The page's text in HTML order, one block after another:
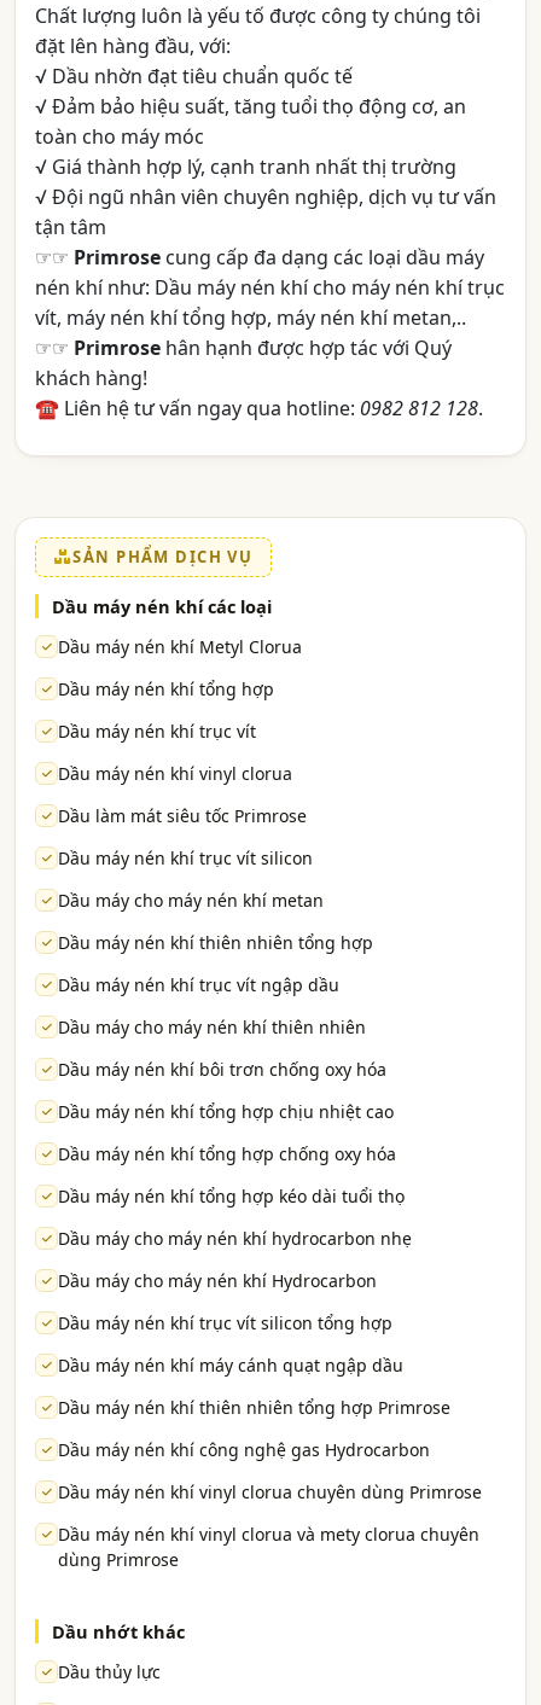
Chất lượng luôn là yếu tố được công ty chúng tôi
đặt lên hàng đầu, với:
√ Dầu nhờn đạt tiêu chuẩn quốc tế
√ Đảm bảo hiệu suất, tăng tuổi thọ động cơ, an
toàn cho máy móc
√ Giá thành hợp lý, cạnh tranh nhất thị trường
√ Đội ngũ nhân viên chuyên nghiệp, dịch vụ tư vấn
tận tâm
☞☞ Primrose cung cấp đa dạng các loại dầu máy
nén khí như: Dầu máy nén khí cho máy nén khí trục
vít, máy nén khí tổng hợp, máy nén khí metan,..
☞☞ Primrose hân hạnh được hợp tác với Quý
khách hàng!
☎ Liên hệ tư vấn ngay qua hotline: 0982 812 128.
SẢN PHẨM DỊCH VỤ
Dầu máy nén khí các loại
Dầu máy nén khí Metyl Clorua
Dầu máy nén khí tổng hợp
Dầu máy nén khí trục vít
Dầu máy nén khí vinyl clorua
Dầu làm mát siêu tốc Primrose
Dầu máy nén khí trục vít silicon
Dầu máy cho máy nén khí metan
Dầu máy nén khí thiên nhiên tổng hợp
Dầu máy nén khí trục vít ngập dầu
Dầu máy cho máy nén khí thiên nhiên
Dầu máy nén khí bôi trơn chống oxy hóa
Dầu máy nén khí tổng hợp chịu nhiệt cao
Dầu máy nén khí tổng hợp chống oxy hóa
Dầu máy nén khí tổng hợp kéo dài tuổi thọ
Dầu máy cho máy nén khí hydrocarbon nhẹ
Dầu máy cho máy nén khí Hydrocarbon
Dầu máy nén khí trục vít silicon tổng hợp
Dầu máy nén khí máy cánh quạt ngập dầu
Dầu máy nén khí thiên nhiên tổng hợp Primrose
Dầu máy nén khí công nghệ gas Hydrocarbon
Dầu máy nén khí vinyl clorua chuyên dùng Primrose
Dầu máy nén khí vinyl clorua và mety clorua chuyên
dùng Primrose
Dầu nhớt khác
Dầu thủy lực